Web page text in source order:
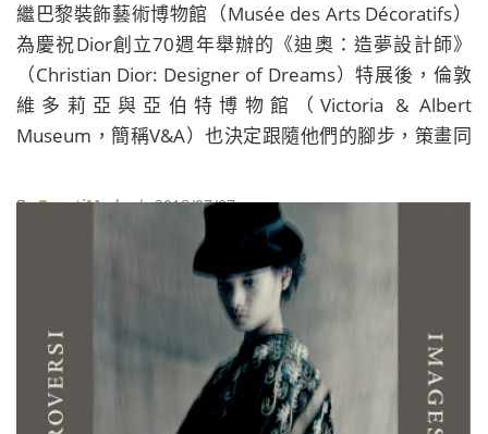
繼巴黎裝飾藝術博物館（Musée des Arts Décoratifs）
為慶祝Dior創立70週年舉辦的《迪奧：造夢設計師》
（Christian Dior: Designer of Dreams）特展後，倫敦
維多莉亞與亞伯特博物館（Victoria & Albert
Museum，簡稱V&A）也決定跟隨他們的腳步，策畫同
今超過一甲子的傳承與創新，更設立一整個展區，探索
迪奧先生（Christian Dior）與英國文化之間的關係，展
出作品超過500件，是有史以來舉辦過最大型、最全面
ByBeautiMode| 2018/07/07